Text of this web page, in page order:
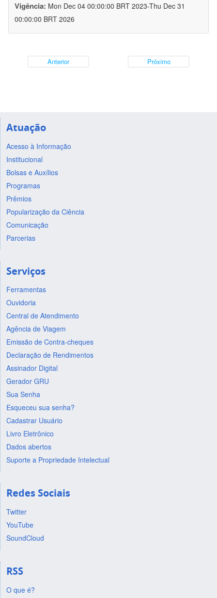
Vigência: Mon Dec 04 00:00:00 BRT 2023-Thu Dec 31
00:00:00 BRT 2026
Anterior Próximo
Atuação
Acesso à Informação
Institucional
Bolsas e Auxílios
Programas
Prêmios
Popularização da Ciência
Comunicação
Parcerias
Serviços
Ferramentas
Ouvidoria
Central de Atendimento
Agência de Viagem
Emissão de Contra-cheques
Declaração de Rendimentos
Assinador Digital
Gerador GRU
Sua Senha
Esqueceu sua senha?
Cadastrar Usuário
Livro Eletrônico
Dados abertos
Suporte a Propriedade Intelectual
Redes Sociais
Twitter
YouTube
SoundCloud
RSS
O que é?